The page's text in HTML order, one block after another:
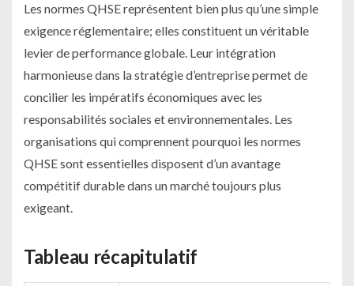
Les normes QHSE représentent bien plus qu’une simple
exigence réglementaire; elles constituent un véritable
levier de performance globale. Leur intégration
harmonieuse dans la stratégie d’entreprise permet de
concilier les impératifs économiques avec les
responsabilités sociales et environnementales. Les
organisations qui comprennent pourquoi les normes
QHSE sont essentielles disposent d’un avantage
compétitif durable dans un marché toujours plus
exigeant.
Tableau récapitulatif